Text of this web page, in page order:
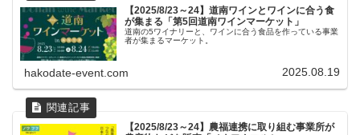
【2025/8/23～24】道南ワインとワインに合う食
が集まる「第5回道南ワインマーケット」
道南の5ワイナリーと、ワインに合う食品を作っている事業
者が集まるマーケット。
hakodate-event.com 2025.08.19
【2025/8/23～24】農福連携に取り組む事業所が